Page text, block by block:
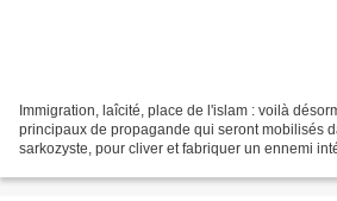
Immigration, laîcité, place de l'islam : voilà
principaux de propagande qui seront mobilisés
sarkozyste, pour cliver et fabriquer un ennemi